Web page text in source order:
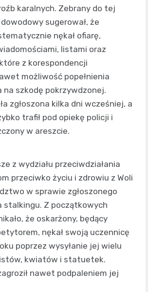
karalnych. Zebrany do tej
sugerował, że
nękał ofiarę,
listami oraz
z korespondencji
możliwość popełnienia
szkodę pokrzywdzonej.
zgłoszona kilka dni wcześniej, a
trafił pod opiekę policji i
w areszcie.
z wydziału przeciwdziałania
przeciwko życiu i zdrowiu z Woli
w sprawie zgłoszonego
Z początkowych
że oskarżony, będący
nękał swoją uczennicę
poprzez wysyłanie jej wielu
kwiatów i statuetek.
nawet podpaleniem jej